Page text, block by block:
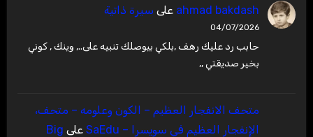
ahmad bakdash على سيرة ذاتية
04/07/2026
حابب رد عليك رهف ,بلكي بيوصلك تنبيه على.., وينك , كوني
بخير صديقتي ,,
متحف الانفجار العظيم – ‫الكون وعلومه – متحف،
الإنفجار العظيم في سويسرا – SaEdu
على Big